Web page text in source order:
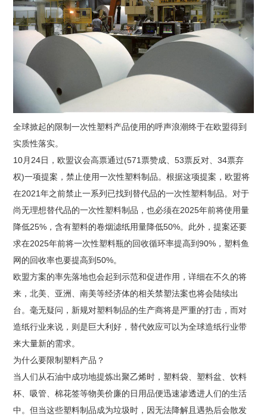
全球掀起的限制一次性塑料产品使用的呼声浪潮终于在欧盟得到
实质性落实。
10月24日，欧盟议会高票通过(571票赞成、53票反对、34票弃
权)一项提案，禁止使用一次性塑料制品。根据这项提案，欧盟将
在2021年之前禁止一系列已找到替代品的一次性塑料制品。对于
尚无理想替代品的一次性塑料制品，也必须在2025年前将使用量
降低25%，含有塑料的卷烟滤纸用量降低50%。此外，提案还要
求在2025年前将一次性塑料瓶的回收循环率提高到90%，塑料鱼
网的回收率也要提高到50%。
欧盟方案的率先落地也会起到示范和促进作用，详细在不久的将
来，北美、亚洲、南美等经济体的相关禁塑法案也将会陆续出
台。毫无疑问，新规对塑料制品的生产商将是严重的打击，而对
造纸行业来说，则是巨大利好，替代效应可以为全球造纸行业带
来大量新的需求。
为什么要限制塑料产品？
当人们从石油中成功地提炼出聚乙烯时，塑料袋、塑料盆、饮料
杯、吸管、棉花签等物美价廉的日用品便迅速渗透进人们的生活
中。但当这些塑料制品成为垃圾时，因无法降解且遇热后会散发